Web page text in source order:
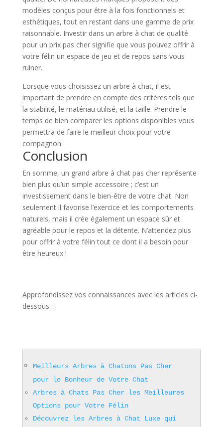
modèles conçus pour être à la fois fonctionnels et
esthétiques, tout en restant dans une gamme de prix
raisonnable. Investir dans un arbre à chat de qualité
pour un prix pas cher signifie que vous pouvez offrir à
votre félin un espace de jeu et de repos sans vous
ruiner.
Lorsque vous choisissez un arbre à chat, il est
important de prendre en compte des critères tels que
la stabilité, le matériau utilisé, et la taille. Prendre le
temps de bien comparer les options disponibles vous
permettra de faire le meilleur choix pour votre
compagnon.
Conclusion
En somme, un grand arbre à chat pas cher représente
bien plus qu’un simple accessoire ; c’est un
investissement dans le bien-être de votre chat. Non
seulement il favorise l’exercice et les comportements
naturels, mais il crée également un espace sûr et
agréable pour le repos et la détente. N’attendez plus
pour offrir à votre félin tout ce dont il a besoin pour
être heureux !
Approfondissez vos connaissances avec les articles ci-
dessous :
Meilleurs Arbres à Chatons Pas Cher
pour le Bonheur de Votre Chat
Arbres à Chats Pas Cher les Meilleures
Options pour Votre Félin
Découvrez les Arbres à Chat Luxe qui